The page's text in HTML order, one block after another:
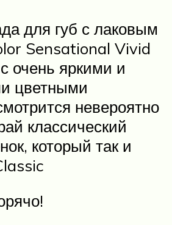
для губ с лаковым
Sensational Vivid
очень яркими и
цветными
невероятно
классический
который так и